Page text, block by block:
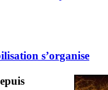
s’organise